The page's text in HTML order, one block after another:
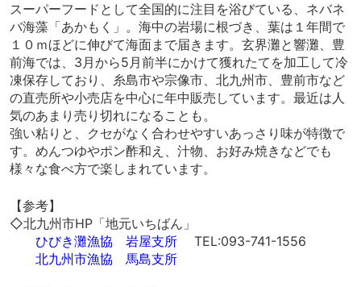
スーパーフードとして全国的に注目を浴びている、ネバネ
バ海藻「あかもく」。海中の岩場に根づき、葉は１年間で
１０ｍほどに伸びて海面まで届きます。玄界灘と響灘、豊
前海では、3月から5月前半にかけて獲れたてを加工して冷
凍保存しており、糸島市や宗像市、北九州市、豊前市など
の直売所や小売店を中心に年中販売しています。最近は人
気のあまり売り切れになることも。
強い粘りと、クセがなく合わせやすいあっさり味が特徴で
す。めんつゆやポン酢和え、汁物、お好み焼きなどでも
様々な食べ方で楽しまれています。
【参考】
◇北九州市HP「地元いちばん」
ひびき灘漁協 岩屋支所 TEL:093-741-1556
北九州市漁協 馬島支所